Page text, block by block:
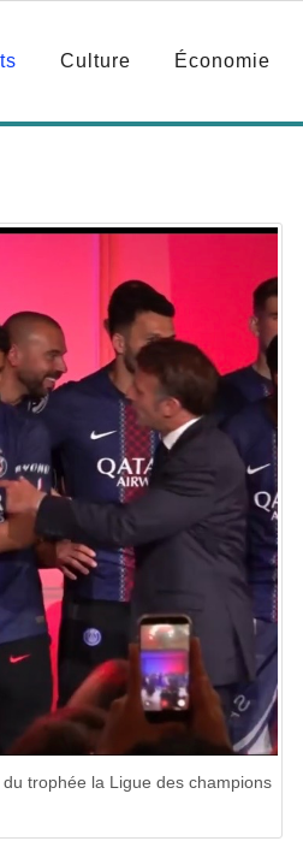
Culture Économie
trophée la Ligue des champions